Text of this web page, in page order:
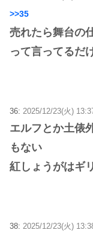
>>35
売れたら舞台の
って言ってるだ
36: 2025/12/23(火)
エルフとか土俵
もない
紅しょうがはギ
38: 2025/12/23(火)